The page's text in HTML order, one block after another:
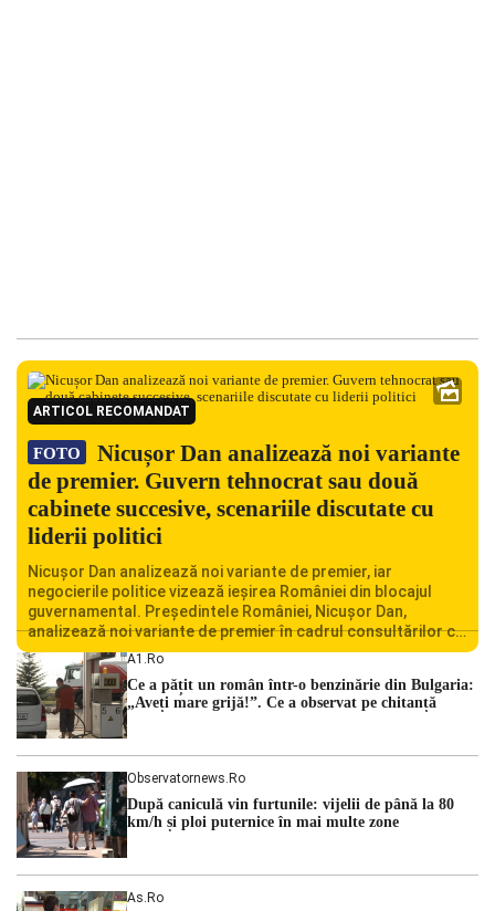
ARTICOL RECOMANDAT
FOTO
Nicușor Dan analizează noi variante
de premier. Guvern tehnocrat sau două
cabinete succesive, scenariile discutate cu
liderii politici
Nicușor Dan analizează noi variante de premier, iar
negocierile politice vizează ieșirea României din blocajul
guvernamental. Președintele României, Nicușor Dan,
analizează noi variante de premier în cadrul consultărilor cu
liderii politici. Ciprian Ciucu vorbește despre scenariul unui
guvern tehnocrat și despre posibilitatea a două cabinete
succesive. Nicușor Dan analizează noi variante de premier
România traversează […]
A1.ro
Ce a pățit un român într-o benzinărie din Bulgaria:
„Aveți mare grijă!”. Ce a observat pe chitanță
Observatornews.ro
După caniculă vin furtunile: vijelii de până la 80
km/h și ploi puternice în mai multe zone
As.ro